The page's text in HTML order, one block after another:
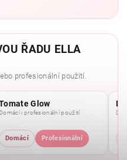
ŘADU ELLA
profesionální použití.
Glow
Domácí i profesionální použití
Domácí Profesionální